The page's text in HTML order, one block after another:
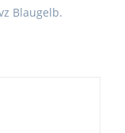
Blaugelb.